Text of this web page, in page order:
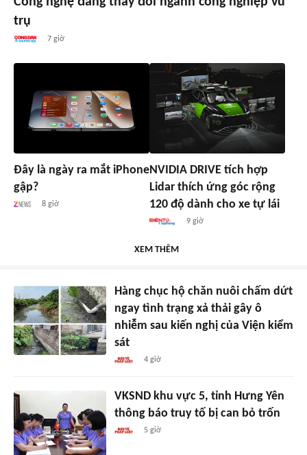
trụ
7 giờ
Đây là ngày ra mắt iPhone
gập?
8 giờ
NVIDIA DRIVE tích hợp
Lidar thích ứng góc rộng
120 độ dành cho xe tự lái
9 giờ
XEM THÊM
Hàng chục hộ chăn nuôi chấm dứt
ngay tình trạng xả thải gây ô
nhiễm sau kiến nghị của Viện kiểm
sát
4 giờ
VKSND khu vực 5, tỉnh Hưng Yên
thông báo truy tố bị can bỏ trốn
5 giờ